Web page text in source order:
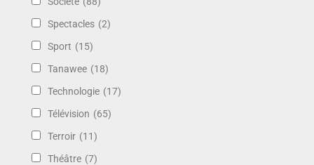
Spectacles (2)
Sport (15)
Tanawee (18)
Technologie (17)
Télévision (65)
Terroir (11)
Théâtre (7)